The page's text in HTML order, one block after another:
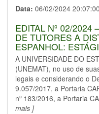
Data: 06/02/2024
EDITAL Nº 02/2024
DE TUTORES A
ESPANHOL:
A UNIVERSIDADE DO
(UNEMAT), no uso de
legais e considerando o
9.057/2017, a Portaria
nº 183/2016, a Portaria
mais ]